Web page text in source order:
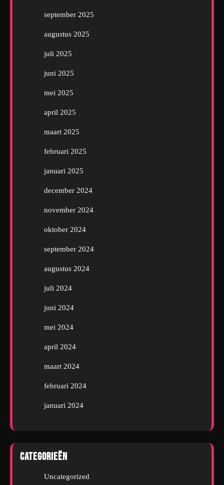
september 2025
augustus 2025
juli 2025
juni 2025
mei 2025
april 2025
maart 2025
februari 2025
januari 2025
december 2024
november 2024
oktober 2024
september 2024
augustus 2024
juli 2024
juni 2024
mei 2024
april 2024
maart 2024
februari 2024
januari 2024
Categorieën
Uncategorized